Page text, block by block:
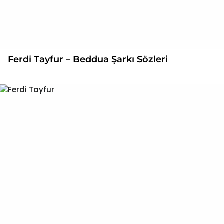
Ferdi Tayfur – Beddua Şarkı Sözleri